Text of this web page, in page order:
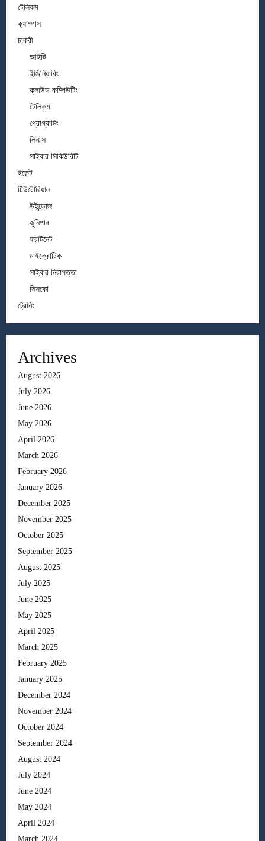
টেলিকম
ক্যাম্পাস
চাকরী
আইটি
ইঞ্জিনিয়ারিং
ক্লাউড কম্পিউটিং
টেলিকম
প্রোগ্রামিং
লিনাক্স
সাইবার সিকিউরিটি
ইভেন্ট
টিউটোরিয়াল
উইন্ডোজ
জুনিপার
ফরটিনেট
মাইক্রোটিক
সাইবার নিরাপত্তা
সিসকো
ট্রেনিং
Archives
August 2026
July 2026
June 2026
May 2026
April 2026
March 2026
February 2026
January 2026
December 2025
November 2025
October 2025
September 2025
August 2025
July 2025
June 2025
May 2025
April 2025
March 2025
February 2025
January 2025
December 2024
November 2024
October 2024
September 2024
August 2024
July 2024
June 2024
May 2024
April 2024
March 2024